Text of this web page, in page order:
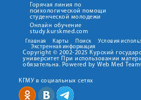
Горячая линия по
психологической помощи
студенческой молодежи
Онлайн обучение
study.kurskmed.com
Главная Карты Поиск
Условия
Экстренная информация
Copyright © 2002-2025 Курский
университет При использовании
обязательна. Powered by Web Med
КГМУ в социальных сетях